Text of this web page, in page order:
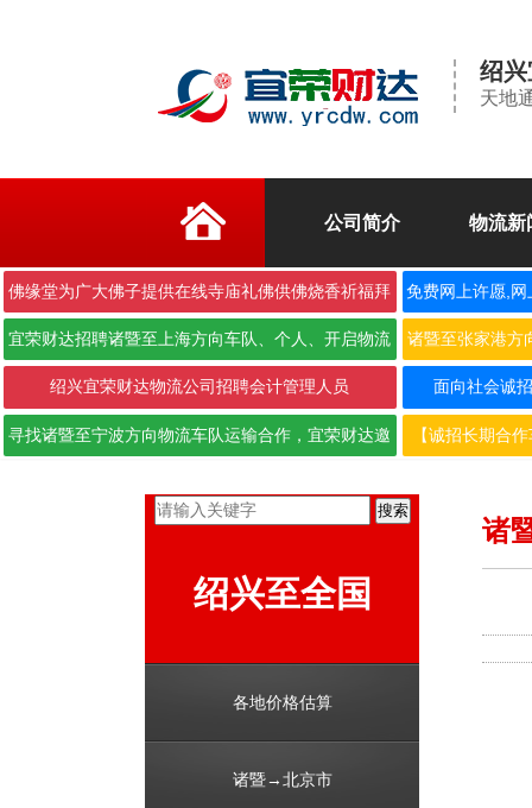
绍
天地
公司简介 物流新
佛缘堂为广大佛子提供在线寺庙礼佛供佛烧香祈福拜
佛
免费网上许愿,
宜荣财达招聘诸暨至上海方向车队、个人、开启物流
合作···
诸暨至张家港方
绍兴宜荣财达物流公司招聘会计管理人员 面向社会诚
寻找诸暨至宁波方向物流车队运输合作，宜荣财达邀 【诚招长期合
搜索
绍兴至全国
各地价格估算
诸暨→北京市
诸